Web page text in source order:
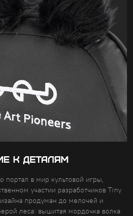
К ДЕТАЛЯМ
портал в мир культовой игры,
участии разработчиков Tiny
продуман до мелочей и
леса: вышитая мордочка волка